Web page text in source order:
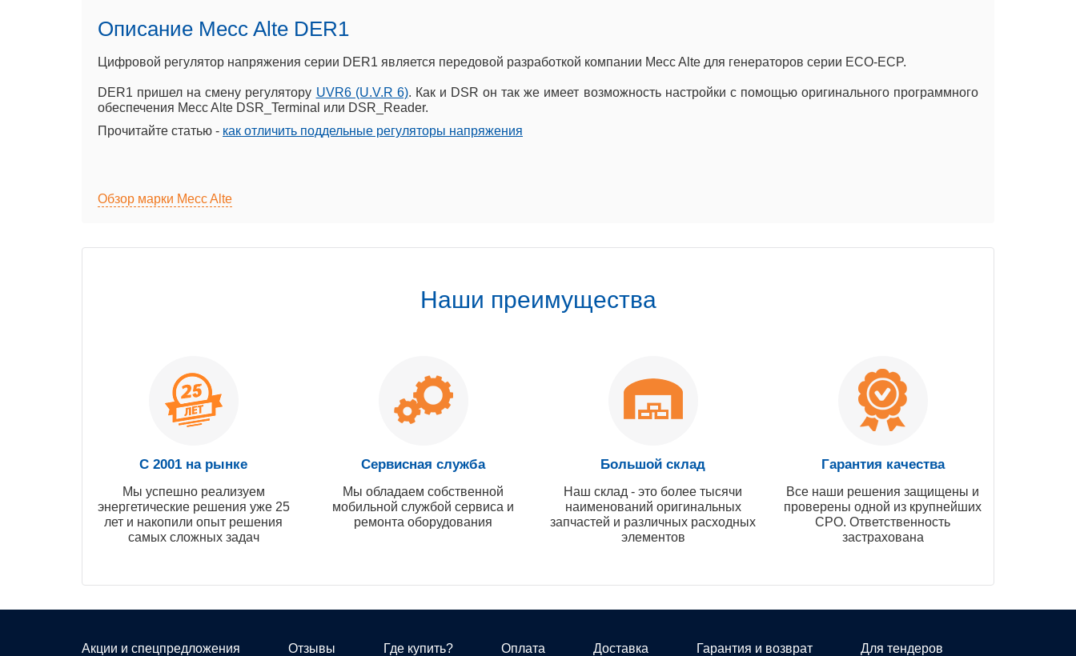
Описание Mecc Alte DER1
Цифровой регулятор напряжения серии DER1 является передовой разработкой компании Mecc Alte для генераторов серии ECO-ECP.
DER1 пришел на смену регулятору UVR6 (U.V.R 6). Как и DSR он так же имеет возможность настройки с помощью оригинального программного
обеспечения Mecc Alte DSR_Terminal или DSR_Reader.
Прочитайте статью - как отличить поддельные регуляторы напряжения
Обзор марки Mecc Alte
Наши преимущества
С 2001 на рынке
Мы успешно реализуем
энергетические решения уже 25
лет и накопили опыт решения
самых сложных задач
Сервисная служба
Мы обладаем собственной
мобильной службой сервиса и
ремонта оборудования
Большой склад
Наш склад - это более тысячи
наименований оригинальных
запчастей и различных расходных
элементов
Гарантия качества
Все наши решения защищены и
проверены одной из крупнейших
СРО. Ответственность
застрахована
Акции и спецпредложения Отзывы Где купить? Оплата Доставка Гарантия и возврат Для тендеров